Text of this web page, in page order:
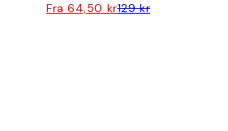
Fra 64,50 kr129 kr